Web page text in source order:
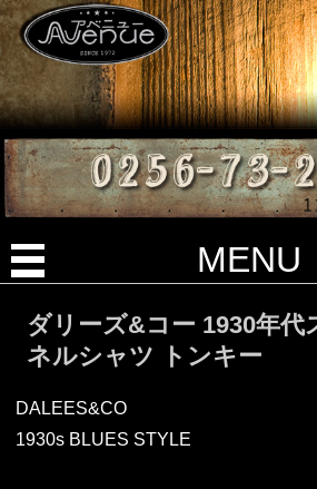
MENU
ダリーズ&コー 1930年代
ネルシャツ トンキー
DALEES&CO
1930s BLUES STYLE